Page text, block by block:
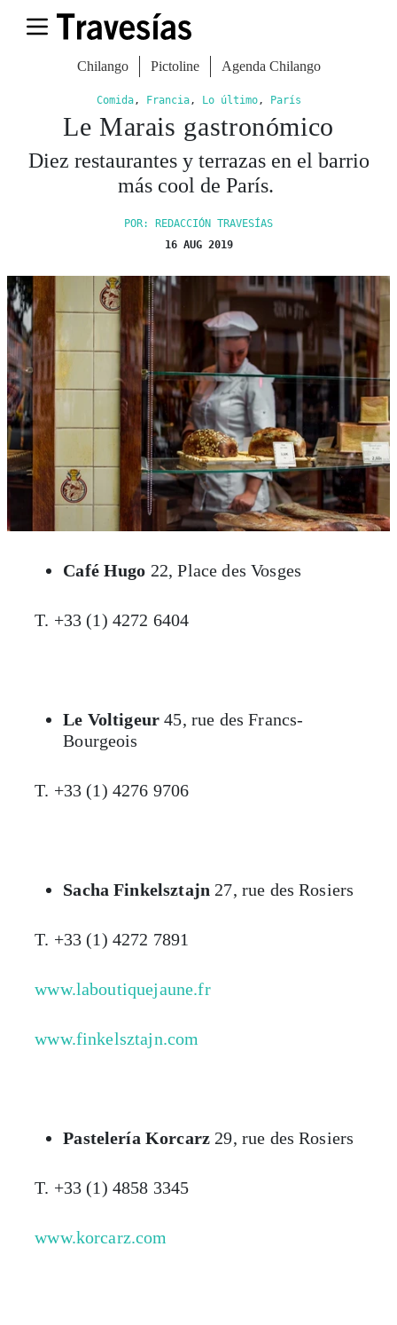
Chilango Pictoline Agenda Chilango
Comida, Francia, Lo último, París
Le Marais gastronómico
Diez restaurantes y terrazas en el barrio
más cool de París.
POR: REDACCIÓN TRAVESÍAS
16 AUG 2019
Café Hugo 22, Place des Vosges
T. +33 (1) 4272 6404
Le Voltigeur 45, rue des Francs-
Bourgeois
T. +33 (1) 4276 9706
Sacha Finkelsztajn 27, rue des Rosiers
T. +33 (1) 4272 7891
www.laboutiquejaune.fr
www.finkelsztajn.com
Pastelería Korcarz 29, rue des Rosiers
T. +33 (1) 4858 3345
www.korcarz.com